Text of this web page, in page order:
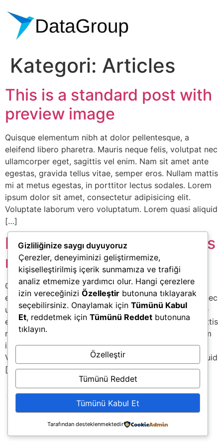
Kategori: Articles
This is a standard post with
preview image
Quisque elementum nibh at dolor pellentesque, a
eleifend libero pharetra. Mauris neque felis, volutpat nec
ullamcorper eget, sagittis vel enim. Nam sit amet ante
egestas, gravida tellus vitae, semper eros. Nullam mattis
mi at metus egestas, in porttitor lectus sodales. Lorem
ipsum dolor sit amet, consectetur adipisicing elit.
Voluptate laborum vero voluptatum. Lorem quasi aliquid
[…]
Etiam laoreet sem eget eros
rhoncus
Quisque elementum nibh at dolor pellentesque, a
eleifend libero pharetra. Mauris neque felis, volutpat nec
ullamcorper eget, sagittis vel enim. Nam sit amet ante
egestas, gravida tellus vitae, semper eros. Nullam mattis
mi at metus egestas, in porttitor lectus sodales. Lorem
ipsum dolor sit amet, consectetur adipisicing elit.
Voluptate laborum vero voluptatum. Lorem quasi aliquid
[…]
Tüm hakları saklıdır
Gizliliğinize saygı duyuyoruz
Çerezler, deneyiminizi geliştirmemize,
kişiselleştirilmiş içerik sunmamıza ve trafiği
analiz etmemize yardımcı olur. Hangi çerezlere
izin vereceğinizi Özelleştir butonuna tıklayarak
seçebilirsiniz. Onaylamak için Tümünü Kabul
Et, reddetmek için Tümünü Reddet butonuna
tıklayın.
Özelleştir
Tümünü Reddet
Tümünü Kabul Et
Tarafından desteklenmektedir